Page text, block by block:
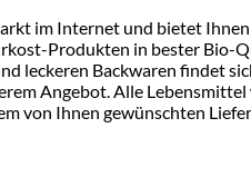
im Internet und bietet
Produkten in bester Bio-
leckeren Backwaren findet
Angebot. Alle
von Ihnen gewünschten